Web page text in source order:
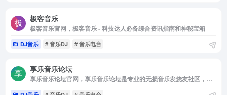
极客音乐
极客音乐官网，极客音乐 - 科技达人必备综合资讯指南和神秘宝箱
DJ音乐 # 音乐DJ # 音乐电台
享乐音乐论坛
享乐音乐论坛官网，享乐音乐论坛是专业的无损音乐发烧友社区，免费提供高品质无损音乐下载的网站，更是无损音乐发烧友的乐园，拥有的无损音乐下载格式包含各种类型：FLAC，APE，WAV，DSD，DTS，APE，AAC，还有车载音乐下载，古典音乐下载，hires音乐下载，dsd音乐下载，是一个名不虚传的无损音乐下载网站，海量高品质免费无损音乐打包下载天堂。